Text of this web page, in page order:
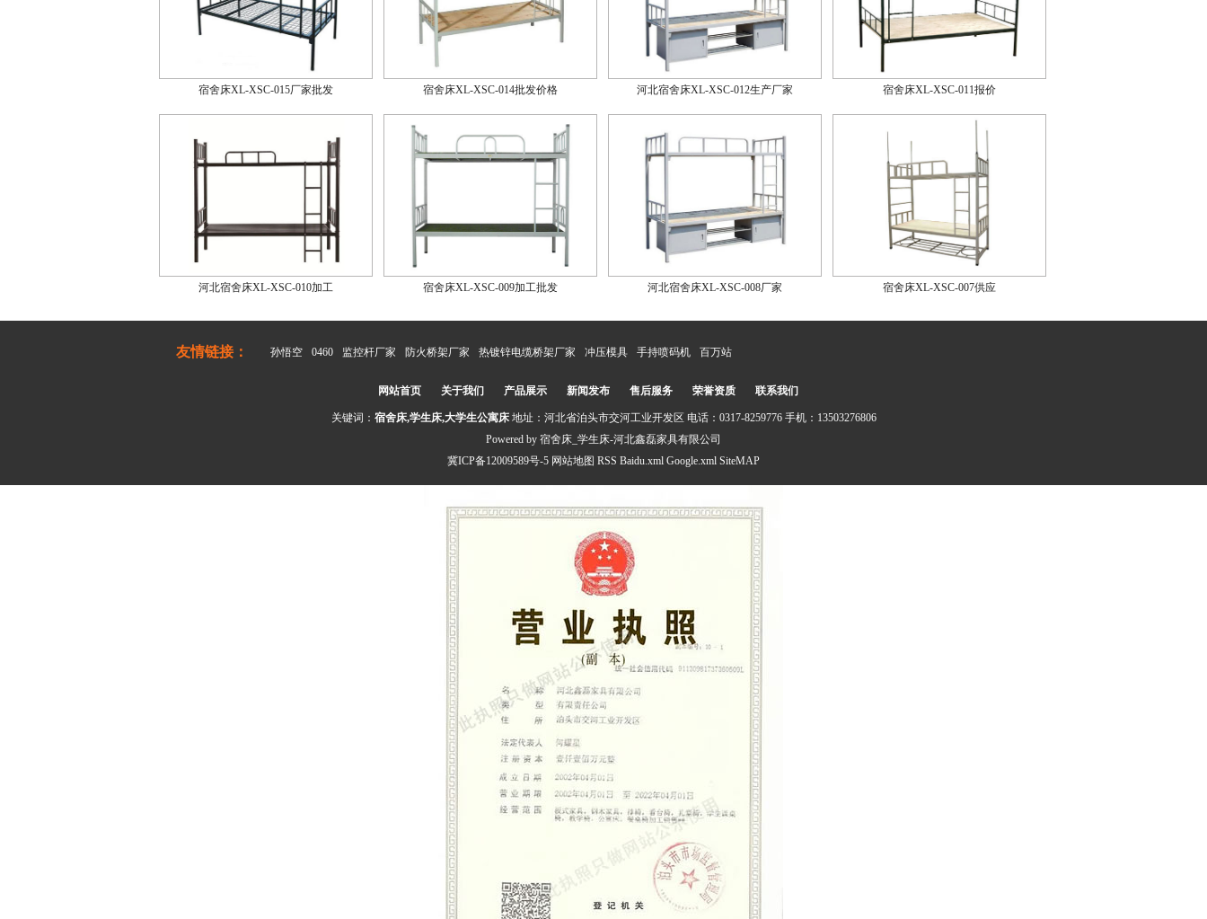
宿舍床XL-XSC-015厂家批发 宿舍床XL-XSC-014批发价格 河北宿舍床XL-XSC-012生产厂家 宿舍床XL-XSC-011报价
河北宿舍床XL-XSC-010加工 宿舍床XL-XSC-009加工批发 河北宿舍床XL-XSC-008厂家 宿舍床XL-XSC-007供应
友情链接： 孙悟空 0460 监控杆厂家 防火桥架厂家 热镀锌电缆桥架厂家 冲压模具 手持喷码机 百万站
网站首页 关于我们 产品展示 新闻发布 售后服务 荣誉资质 联系我们
关键词： 宿舍床,学生床,大学生公寓床地址：河北省泊头市交河工业开发区 电话：0317-8259776 手机：13503276806
Powered by 宿舍床_学生床-河北鑫磊家具有限公司
冀ICP备12009589号-5 网站地图 RSS Baidu.xml Google.xml SiteMAP